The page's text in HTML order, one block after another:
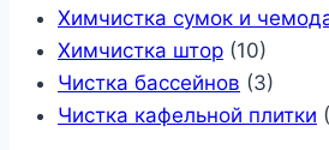
Химчистка сумок и
Химчистка штор (10)
Чистка бассейнов (3)
Чистка кафельной плитки